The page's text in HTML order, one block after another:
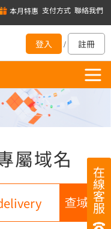
本月特惠 支付方式 聯絡我們
登入 / 註冊
在
線
客
服
屬域名